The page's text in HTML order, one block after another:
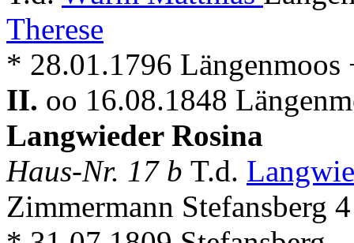
Therese
* 28.01.1796 Längenmoos
II. oo 16.08.1848
Langwieder Rosina
Haus-Nr. 17 b T.d.
Zimmermann Stefansberg